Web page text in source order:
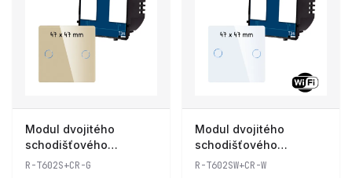
Modul dvojitého
schodišťového
dotykového vypínače
R-T602S+CR-G
Modul dvojitého
schodišťového
dotykového vypínače s
R-T602SW+CR-W